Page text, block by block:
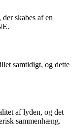
skabes af en
samtidigt, og dette
af lyden, og det
sammenhæng.